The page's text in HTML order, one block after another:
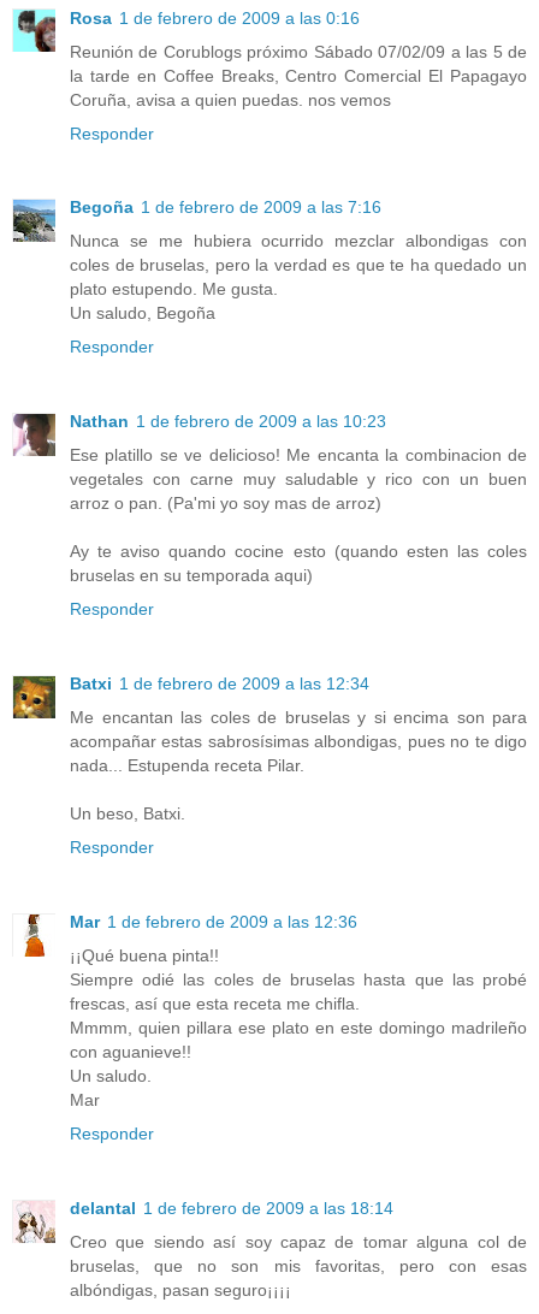
Rosa 1 de febrero de 2009 a las 0:16
Reunión de Corublogs próximo Sábado 07/02/09 a las 5 de
la tarde en Coffee Breaks, Centro Comercial El Papagayo
Coruña, avisa a quien puedas. nos vemos
Responder
Begoña 1 de febrero de 2009 a las 7:16
Nunca se me hubiera ocurrido mezclar albondigas con
coles de bruselas, pero la verdad es que te ha quedado un
plato estupendo. Me gusta.
Un saludo, Begoña
Responder
Nathan 1 de febrero de 2009 a las 10:23
Ese platillo se ve delicioso! Me encanta la combinacion de
vegetales con carne muy saludable y rico con un buen
arroz o pan. (Pa'mi yo soy mas de arroz)
Ay te aviso quando cocine esto (quando esten las coles
bruselas en su temporada aqui)
Responder
Batxi 1 de febrero de 2009 a las 12:34
Me encantan las coles de bruselas y si encima son para
acompañar estas sabrosísimas albondigas, pues no te digo
nada... Estupenda receta Pilar.
Un beso, Batxi.
Responder
Mar 1 de febrero de 2009 a las 12:36
¡¡Qué buena pinta!!
Siempre odié las coles de bruselas hasta que las probé
frescas, así que esta receta me chifla.
Mmmm, quien pillara ese plato en este domingo madrileño
con aguanieve!!
Un saludo.
Mar
Responder
delantal 1 de febrero de 2009 a las 18:14
Creo que siendo así soy capaz de tomar alguna col de
bruselas, que no son mis favoritas, pero con esas
albóndigas, pasan seguro¡¡¡¡